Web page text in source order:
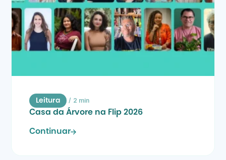
Leitura / 2 min
Casa da Árvore na Flip 2026
Continuar